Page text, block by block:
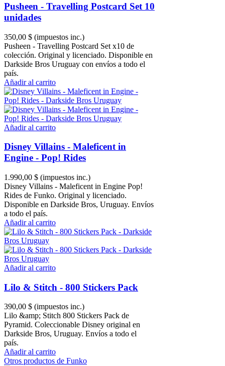
Pusheen - Travelling Postcard Set 10
unidades
350,00 $ (impuestos inc.)
Pusheen - Travelling Postcard Set x10 de
colección. Original y licenciado. Disponible en
Darkside Bros Uruguay con envíos a todo el
país.
Añadir al carrito
Añadir al carrito
Disney Villains - Maleficent in
Engine - Pop! Rides
1.990,00 $ (impuestos inc.)
Disney Villains - Maleficent in Engine Pop!
Rides de Funko. Original y licenciado.
Disponible en Darkside Bros, Uruguay. Envíos
a todo el país.
Añadir al carrito
Añadir al carrito
Lilo & Stitch - 800 Stickers Pack
390,00 $ (impuestos inc.)
Lilo &amp; Stitch 800 Stickers Pack de
Pyramid. Coleccionable Disney original en
Darkside Bros, Uruguay. Envíos a todo el
país.
Añadir al carrito
Otros productos de Funko